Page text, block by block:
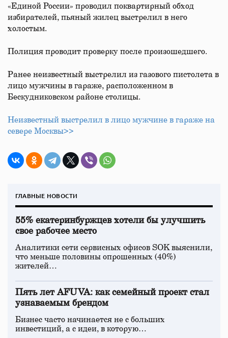
«Единой России» проводил поквартирный обход
избирателей, пьяный жилец выстрелил в него
холостым.
Полиция проводит проверку после произошедшего.
Ранее неизвестный выстрелил из газового пистолета в
лицо мужчины в гараже, расположенном в
Бескудниковском районе столицы.
Неизвестный выстрелил в лицо мужчине в гараже на
севере Москвы>>
ГЛАВНЫЕ НОВОСТИ
55% екатеринбуржцев хотели бы улучшить
свое рабочее место
Аналитики сети сервисных офисов SOK выяснили,
что меньше половины опрошенных (40%)
жителей…
Пять лет AFUVA: как семейный проект стал
узнаваемым брендом
Бизнес часто начинается не с больших
инвестиций, а с идеи, в которую…